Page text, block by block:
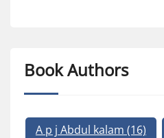
Book Authors
A p j Abdul kalam (16)